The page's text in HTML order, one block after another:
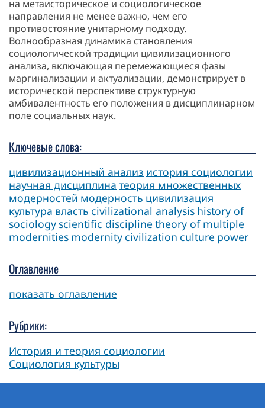
на метаисторическое и социологическое
направления не менее важно, чем его
противостояние унитарному подходу.
Волнообразная динамика становления
социологической традиции цивилизационного
анализа, включающая перемежающиеся фазы
маргинализации и актуализации, демонстрирует в
исторической перспективе структурную
амбивалентность его положения в дисциплинарном
поле социальных наук.
Ключевые слова:
цивилизационный анализ история социологии
научная дисциплина теория множественных
модерностей модерность цивилизация
культура власть civilizational analysis history of
sociology scientific discipline theory of multiple
modernities modernity civilization culture power
Оглавление
показать оглавление
Рубрики:
История и теория социологии
Социология культуры